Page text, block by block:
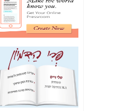
מה מקור ה-Fake
News שהביא לתפירת
תיק לביבי והעלמת
החשודים הנכונים -כאן
אחת הרגליים של "תיק
4000 התפור"
התמוטטה היום
בניצחון (כפול) של בזק
כאן
איך כתבות מפנקות